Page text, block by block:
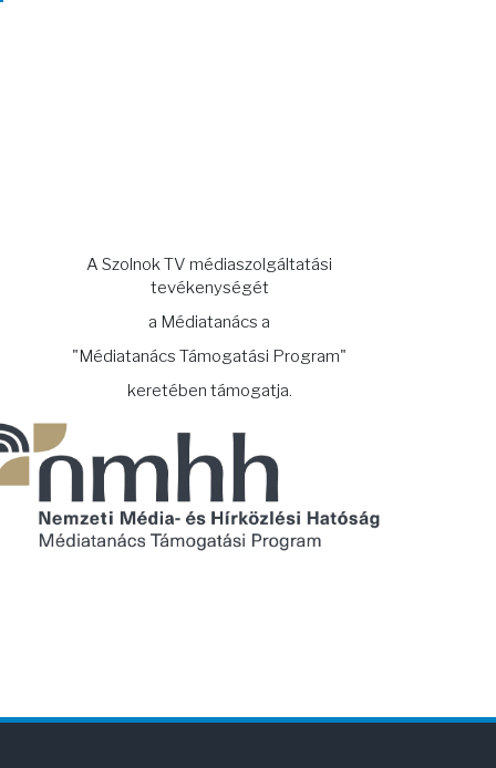
A Szolnok TV médiaszolgáltatási
tevékenységét
a Médiatanács a
"Médiatanács Támogatási Program"
keretében támogatja.